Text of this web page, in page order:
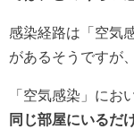
感染経路は「空気
があるそうですが
「空気感染」にお
同じ部屋にいるだ